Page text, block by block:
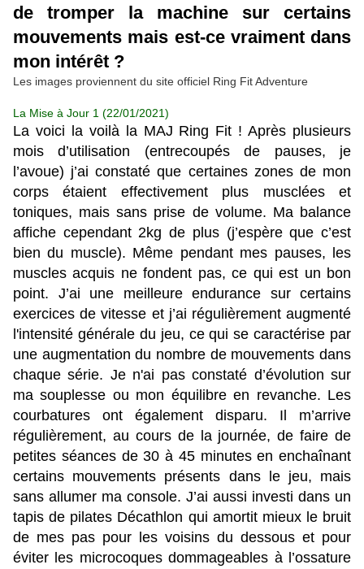
de tromper la machine sur certains
mouvements mais est-ce vraiment dans
mon intérêt ?
Les images proviennent du site officiel Ring Fit Adventure
La Mise à Jour 1 (22/01/2021)
La voici la voilà la MAJ Ring Fit ! Après plusieurs
mois d’utilisation (entrecoupés de pauses, je
l’avoue) j’ai constaté que certaines zones de mon
corps étaient effectivement plus musclées et
toniques, mais sans prise de volume. Ma balance
affiche cependant 2kg de plus (j’espère que c’est
bien du muscle). Même pendant mes pauses, les
muscles acquis ne fondent pas, ce qui est un bon
point. J’ai une meilleure endurance sur certains
exercices de vitesse et j’ai régulièrement augmenté
l'intensité générale du jeu, ce qui se caractérise par
une augmentation du nombre de mouvements dans
chaque série. Je n'ai pas constaté d’évolution sur
ma souplesse ou mon équilibre en revanche. Les
courbatures ont également disparu. Il m’arrive
régulièrement, au cours de la journée, de faire de
petites séances de 30 à 45 minutes en enchaînant
certains mouvements présents dans le jeu, mais
sans allumer ma console. J’ai aussi investi dans un
tapis de pilates Décathlon qui amortit mieux le bruit
de mes pas pour les voisins du dessous et pour
éviter les microcoques dommageables à l’ossature